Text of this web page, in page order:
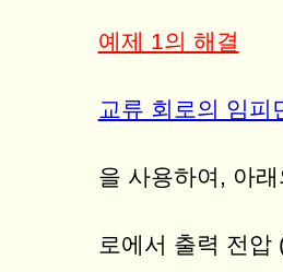
예제 1의 해결
교류 회로의 임피
을 사용하여, 아래
로에서 출력 전압